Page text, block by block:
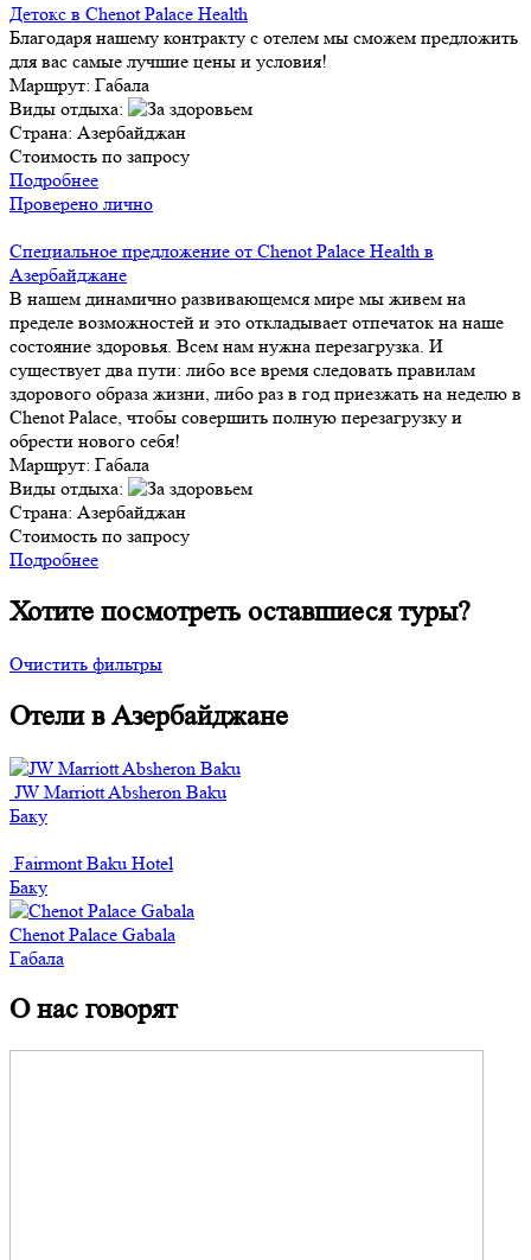
Детокс в Chenot Palace Health
Благодаря нашему контракту с отелем мы сможем предложить
для вас самые лучшие цены и условия!
Маршрут: Габала
Виды отдыха:
Страна: Азербайджан
Стоимость по запросу
Подробнее
Проверено лично
Специальное предложение от Chenot Palace Health в
Азербайджане
В нашем динамично развивающемся мире мы живем на
пределе возможностей и это откладывает отпечаток на наше
состояние здоровья. Всем нам нужна перезагрузка. И
существует два пути: либо все время следовать правилам
здорового образа жизни, либо раз в год приезжать на неделю в
Chenot Palace, чтобы совершить полную перезагрузку и
обрести нового себя!
Маршрут: Габала
Виды отдыха:
Страна: Азербайджан
Стоимость по запросу
Подробнее
Хотите посмотреть оставшиеся туры?
Очистить фильтры
Отели в Азербайджане
JW Marriott Absheron Baku
Баку
Fairmont Baku Hotel
Баку
Chenot Palace Gabala
Габала
О нас говорят